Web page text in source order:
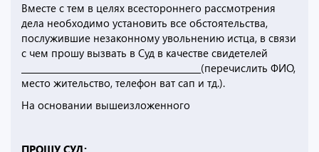
Вместе с тем в целях всестороннего рассмотрения
дела необходимо установить все обстоятельства,
послужившие незаконному увольнению истца, в связи
с чем прошу вызвать в Суд в качестве свидетелей
__________________________________________(перечислить ФИО,
место жительство, телефон ват сап и тд.).
На основании вышеизложенного